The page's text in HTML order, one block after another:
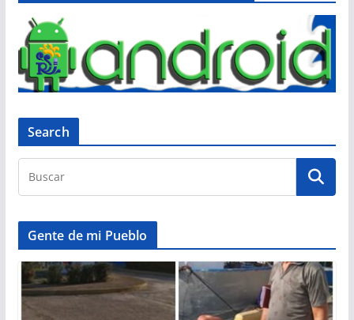
Search
Gente de mi Pueblo